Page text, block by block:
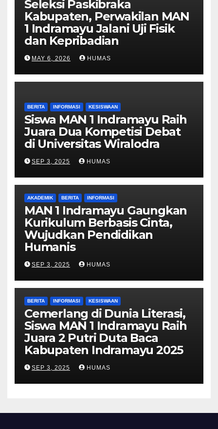
Seleksi Paskibraka
Kabupaten, Perwakilan MAN
1 Indramayu Jalani Uji Fisik
dan Kepribadian
MAY 6, 2026 HUMAS
BERITA INFORMASI KESISWAAN
Siswa MAN 1 Indramayu Raih
Juara Dua Kompetisi Debat
di Universitas Wiralodra
SEP 3, 2025 HUMAS
AKADEMIK BERITA INFORMASI
MAN 1 Indramayu Gaungkan
Kurikulum Berbasis Cinta,
Wujudkan Pendidikan
Humanis
SEP 3, 2025 HUMAS
BERITA INFORMASI KESISWAAN
Cemerlang di Dunia Literasi,
Siswa MAN 1 Indramayu Raih
Juara 2 Putri Duta Baca
Kabupaten Indramayu 2025
SEP 3, 2025 HUMAS